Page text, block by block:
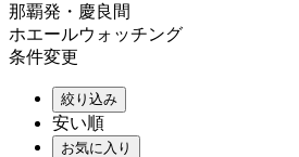
那覇発・慶良間
ホエールウォッチング
条件変更
絞り込み
安い順
お気に入り